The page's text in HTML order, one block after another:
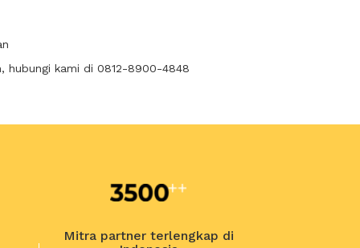
hubungi kami di 0812-8900-4848
Mitra partner terlengkap di